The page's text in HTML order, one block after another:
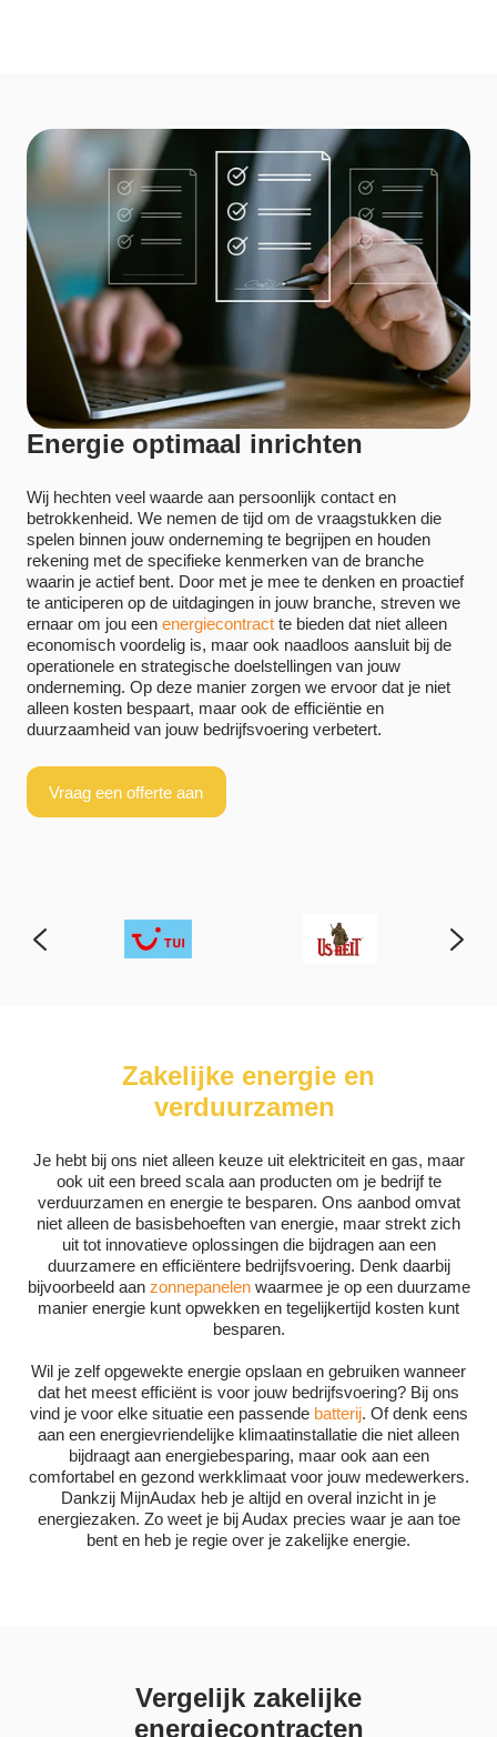
Energie optimaal inrichten
Wij hechten veel waarde aan persoonlijk contact en
betrokkenheid. We nemen de tijd om de vraagstukken die
spelen binnen jouw onderneming te begrijpen en houden
rekening met de specifieke kenmerken van de branche
waarin je actief bent. Door met je mee te denken en proactief
te anticiperen op de uitdagingen in jouw branche, streven we
ernaar om jou een energiecontract te bieden dat niet alleen
economisch voordelig is, maar ook naadloos aansluit bij de
operationele en strategische doelstellingen van jouw
onderneming. Op deze manier zorgen we ervoor dat je niet
alleen kosten bespaart, maar ook de efficiëntie en
duurzaamheid van jouw bedrijfsvoering verbetert.
Vraag een offerte aan
Zakelijke energie en
verduurzamen
Je hebt bij ons niet alleen keuze uit elektriciteit en gas, maar
ook uit een breed scala aan producten om je bedrijf te
verduurzamen en energie te besparen. Ons aanbod omvat
niet alleen de basisbehoeften van energie, maar strekt zich
uit tot innovatieve oplossingen die bijdragen aan een
duurzamere en efficiëntere bedrijfsvoering. Denk daarbij
bijvoorbeeld aan zonnepanelen waarmee je op een duurzame
manier energie kunt opwekken en tegelijkertijd kosten kunt
besparen.
Wil je zelf opgewekte energie opslaan en gebruiken wanneer
dat het meest efficiënt is voor jouw bedrijfsvoering? Bij ons
vind je voor elke situatie een passende batterij. Of denk eens
aan een energievriendelijke klimaatinstallatie die niet alleen
bijdraagt aan energiebesparing, maar ook aan een
comfortabel en gezond werkklimaat voor jouw medewerkers.
Dankzij MijnAudax heb je altijd en overal inzicht in je
energiezaken. Zo weet je bij Audax precies waar je aan toe
bent en heb je regie over je zakelijke energie.
Vergelijk zakelijke
energiecontracten